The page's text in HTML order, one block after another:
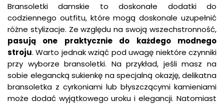
Bransoletki damskie to doskonałe dodatki do
codziennego outfitu, które mogą doskonale uzupełnić
różne stylizacje. Ze względu na swoją wszechstronność,
pasują one praktyczniedo każdego
modnego
stroju. Warto jednak wziąć pod uwagę niektóre czynniki
przy wyborze bransoletki. Na przykład, jeśli masz na
sobie elegancką sukienkę na specjalną okazję, delikatna
bransoletka z cyrkoniami lub błyszczącymi kamieniami
może dodać wyjątkowego uroku i elegancji. Natomiast